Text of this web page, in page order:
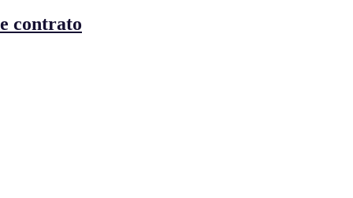
contrato